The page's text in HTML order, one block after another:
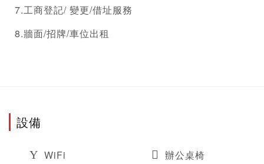
7.工商登記/ 變更/借址服務
8.牆面/招牌/車位出租
設備
WiFi
辦公桌椅